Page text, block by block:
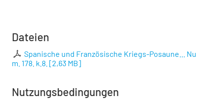
Dateien
Spanische und Französische Kriegs-Posaune... Nu
m. 178. k.8. [2,63 MB]
Nutzungsbedingungen